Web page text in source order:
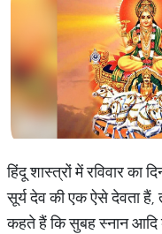
हिंदू शास्त्रों में रविवार का
सूर्य देव की एक ऐसे देवता हैं,
कहते हैं कि सुबह स्नान आदि